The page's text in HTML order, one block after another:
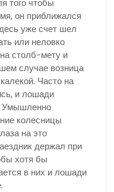
он приближался
уже счет шел
или неловко
столб-мету и
случае возница
Часто на
и лошади
Умышленно
колесницы
на это
держал при
хотя бы
в них и лошади